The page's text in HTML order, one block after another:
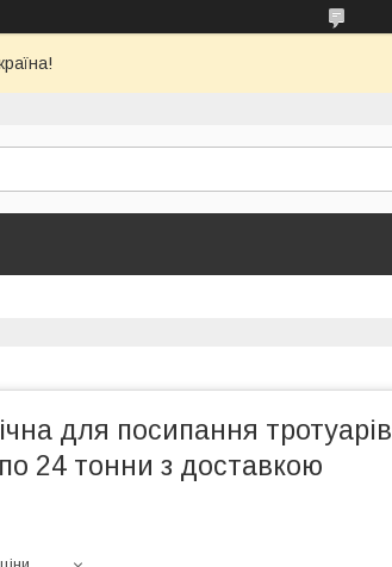
для посипання тротуарів
24 тонни з доставкою